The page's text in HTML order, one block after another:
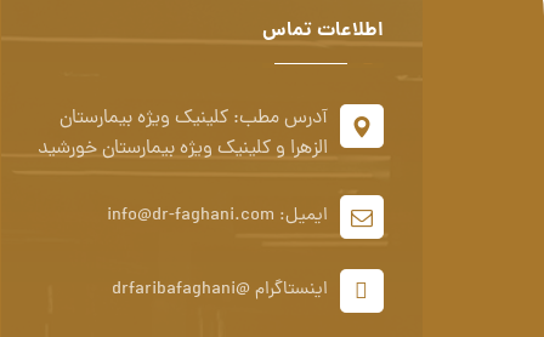
اطلاعات تماس
آدرس مطب: کلینیک ویژه بیمارستان
الزهرا و کلینیک ویژه بیمارستان خورشید
ایمیل: info@dr-faghani.com
اینستاگرام @drfaribafaghani